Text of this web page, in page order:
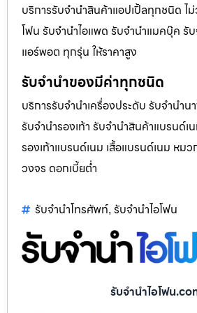
บริการรับจำนำสินค้าแอปเปิ้ลทุกชนิด ไม่
โฟน รับจำนำไอแพด รับจำนำแมคบุ๊ค รั
แอร์พอต ทุกรุ่น ให้ราคาสูง
รับจำนำของมีค่าทุกชนิด
บริการรับจำนำเครื่องประดับ รับจำนำน
รับจำนำรองเท้า รับจำนำสินค้าแบรนด์เ
รองเท้าแบรนด์เนม เสื้อแบรนด์เนม หม
วงจร ดอกเบี้ยต่ำ
รับจำนำโทรศัพท์, รับจำนำไอโฟน
รับจำนำไอโฟน